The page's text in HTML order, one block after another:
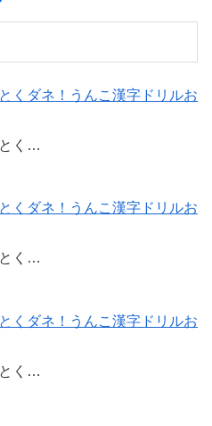
有
くダネ！うんこ漢字ドリルお
く…
くダネ！うんこ漢字ドリルお
く…
くダネ！うんこ漢字ドリルお
く…